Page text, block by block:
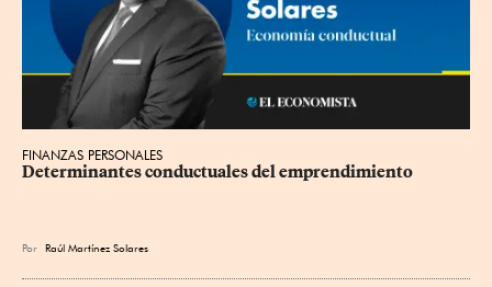
FINANZAS PERSONALES
Determinantes conductuales del emprendimiento
Por Raúl Martínez Solares